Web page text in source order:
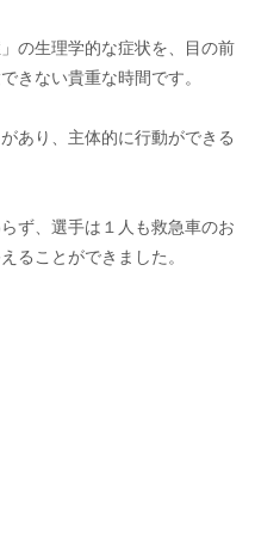
の生理学的な症状を、目の前
きない貴重な時間です。
あり、主体的に行動ができる
ず、選手は１人も救急車のお
ることができました。